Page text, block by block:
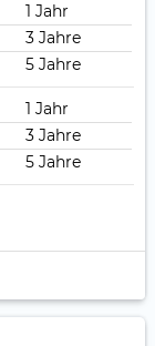
1 Jahr
3 Jahre
5 Jahre
1 Jahr
3 Jahre
5 Jahre